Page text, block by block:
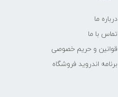
درباره ما
تماس با ما
قوانین و حریم خصوصی
برنامه اندروید فروشگاه